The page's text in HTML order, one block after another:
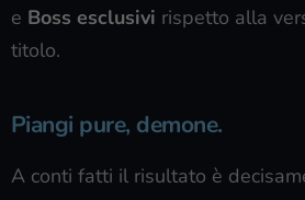
e Boss esclusivi rispetto alla
titolo.
Piangi pure, demone.
A conti fatti il risultato è